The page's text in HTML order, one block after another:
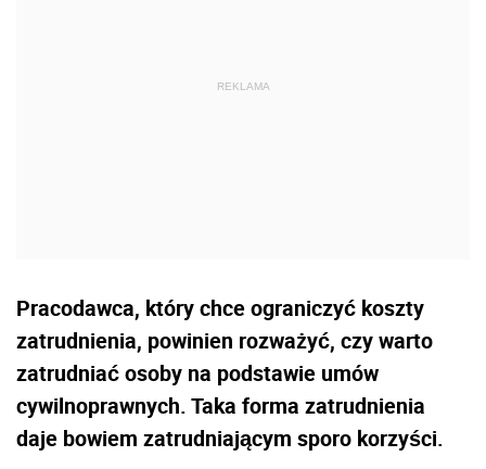
Pracodawca, który chce ograniczyć koszty
zatrudnienia, powinien rozważyć, czy warto
zatrudniać osoby na podstawie umów
cywilnoprawnych. Taka forma zatrudnienia
daje bowiem zatrudniającym sporo korzyści.